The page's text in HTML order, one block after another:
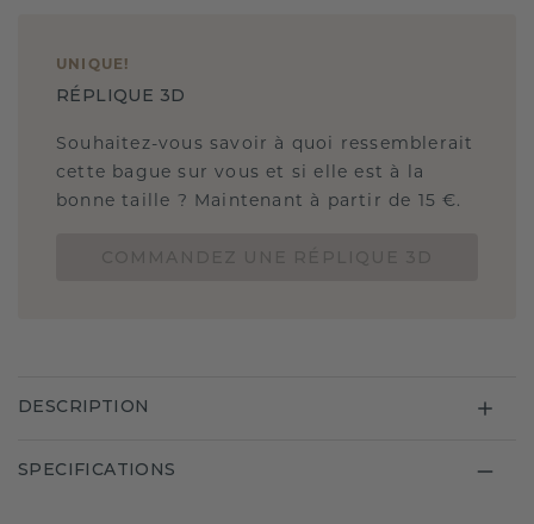
UNIQUE !
RÉPLIQUE 3D
Souhaitez-vous savoir à quoi ressemblerait
cette bague sur vous et si elle est à la
bonne taille ? Maintenant à partir de 15 €.
DESCRIPTION
SPECIFICATIONS